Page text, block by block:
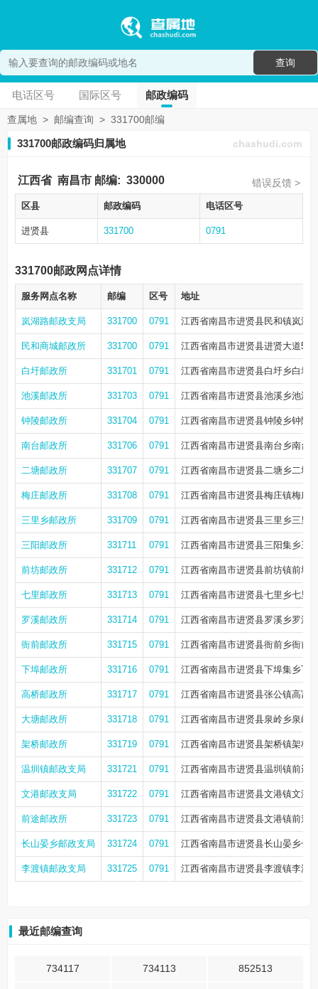
查询
电话区号 国际区号 邮政编码
查属地 > 邮编查询 > 331700邮编
331700邮政编码归属地 chashudi.com
江西省 南昌市 邮编: 330000 错误反馈 >
区县 邮政编码 电话区号
进贤县 331700 0791
331700邮政网点详情
服务网点名称 邮编 区号 地址
岚湖路邮政支局 331700 0791 江西省南昌市进贤县民和镇岚湖
民和商城邮政所 331700 0791 江西省南昌市进贤县进贤大道579
白圩邮政所 331701 0791 江西省南昌市进贤县白圩乡白圩
池溪邮政所 331703 0791 江西省南昌市进贤县池溪乡池溪
钟陵邮政所 331704 0791 江西省南昌市进贤县钟陵乡钟陵
南台邮政所 331706 0791 江西省南昌市进贤县南台乡南台
二塘邮政所 331707 0791 江西省南昌市进贤县二塘乡二塘
梅庄邮政所 331708 0791 江西省南昌市进贤县梅庄镇梅庄
三里乡邮政所 331709 0791 江西省南昌市进贤县三里乡三里
三阳邮政所 331711 0791 江西省南昌市进贤县三阳集乡三
前坊邮政所 331712 0791 江西省南昌市进贤县前坊镇前坊
七里邮政所 331713 0791 江西省南昌市进贤县七里乡七里
罗溪邮政所 331714 0791 江西省南昌市进贤县罗溪乡罗溪
衙前邮政所 331715 0791 江西省南昌市进贤县衙前乡衙前
下埠邮政所 331716 0791 江西省南昌市进贤县下埠集乡下
高桥邮政所 331717 0791 江西省南昌市进贤县张公镇高富
大塘邮政所 331718 0791 江西省南昌市进贤县泉岭乡泉岭
架桥邮政所 331719 0791 江西省南昌市进贤县架桥镇架桥
温圳镇邮政支局 331721 0791 江西省南昌市进贤县温圳镇前进
文港邮政支局 331722 0791 江西省南昌市进贤县文港镇文港
前途邮政所 331723 0791 江西省南昌市进贤县文港镇前途
长山晏乡邮政支局 331724 0791 江西省南昌市进贤县长山晏乡长
李渡镇邮政支局 331725 0791 江西省南昌市进贤县李渡镇李渡
最近邮编查询
734117 734113 852513